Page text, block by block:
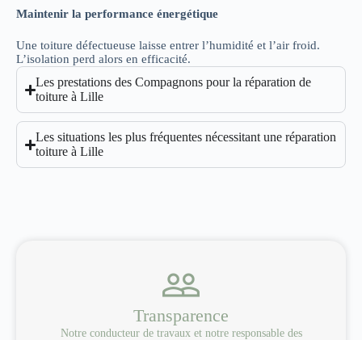
Maintenir la performance énergétique
Une toiture défectueuse laisse entrer l’humidité et l’air froid.
L’isolation perd alors en efficacité.
Les prestations des Compagnons pour la réparation de
toiture à Lille
Les situations les plus fréquentes nécessitant une réparation
toiture à Lille
Transparence
Notre conducteur de travaux et notre responsable des